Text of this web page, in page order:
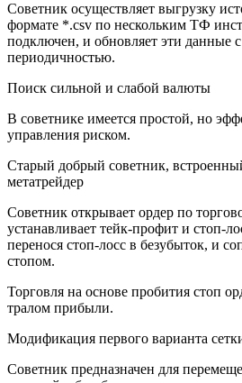
Советник осуществляет выгрузку
формате *.csv по нескольким ТФ
подключен, и обновляет эти данные
периодичностью.
Поиск сильной и слабой валюты
В советнике имеется простой, но
управления риском.
Старый добрый советник,
метатрейдер
Советник открывает ордер по
устанавливает тейк-профит и стоп-
перенося стоп-лосс в безубыток, и
стопом.
Торговля на основе пробития стоп
тралом прибыли.
Модификация первого варианта
Советник предназначен для